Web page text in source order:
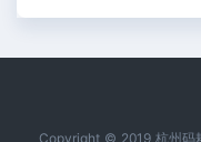
Copyright © 2019 杭州码